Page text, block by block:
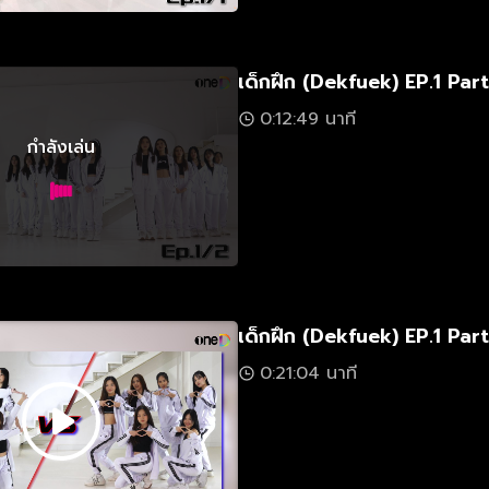
กำลังเล่น
เด็กฝึก (Dekfuek) EP.1
0:12:49 นาที
เด็กฝึก (Dekfuek) EP.1
0:21:04 นาที